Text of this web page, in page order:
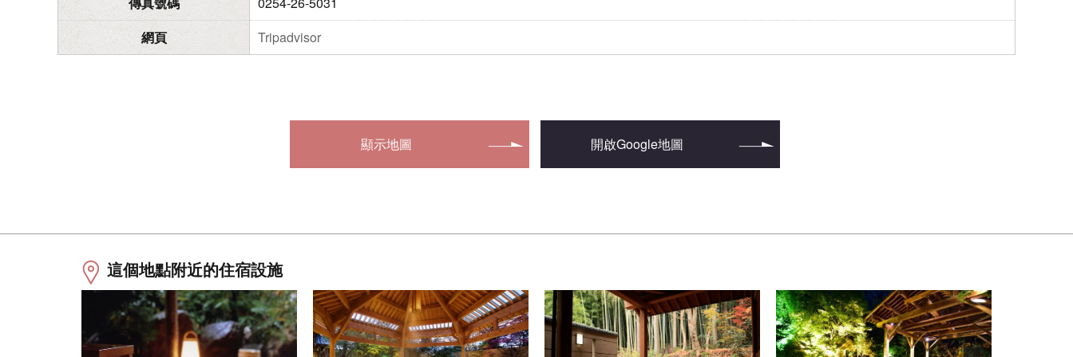
網頁
Tripadvisor
顯示地圖 開啟Google地圖
這個地點附近的住宿設施